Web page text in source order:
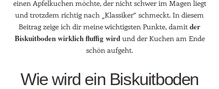
einen Apfelkuchen möchte, der nicht schwer im Magen liegt
und trotzdem richtig nach „Klassiker“ schmeckt. In diesem
Beitrag zeige ich dir meine wichtigsten Punkte, damit der
Biskuitboden wirklich fluffig wirdund der Kuchen am Ende
schön aufgeht.
Wie wird ein Biskuitboden